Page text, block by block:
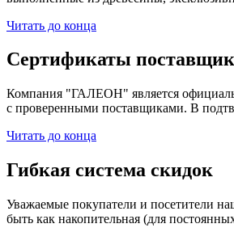
Читать до конца
Сертификаты
Компания "ГАЛЕОН" является
с проверенными поставщиками. В
Читать до конца
Гибкая система скидок
Уважаемые покупатели и посетители
быть как накопительная (для